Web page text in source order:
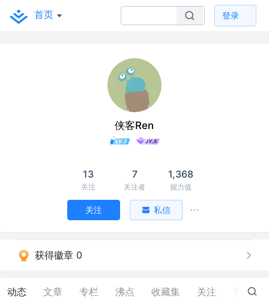
首页 登录
侠客Ren
13
关注
7
关注者
1,368
掘力值
关注 私信
获得徽章 0
动态 文章 专栏 沸点 收藏集 关注 7